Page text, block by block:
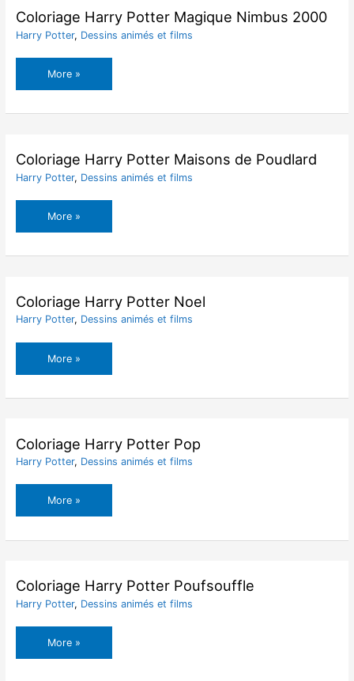
Coloriage Harry Potter Magique Nimbus 2000
Harry Potter, Dessins animés et films
Coloriage
Harry
2000
More »
Coloriage Harry Potter Maisons de Poudlard
Harry Potter, Dessins animés et films
Coloriage
Harry
Poudlard
More »
Coloriage Harry Potter Noel
Harry Potter, Dessins animés et films
Coloriage
Harry
More »
Coloriage Harry Potter Pop
Harry Potter, Dessins animés et films
Coloriage
Harry
More »
Coloriage Harry Potter Poufsouffle
Harry Potter, Dessins animés et films
Coloriage
Harry
More »